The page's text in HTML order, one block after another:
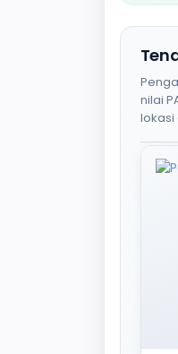
nilai
lokasi